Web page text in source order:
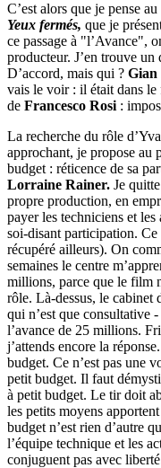
C’est alors que je pense
Yeux fermés, que je
ce passage à "l’Avance",
producteur. J’en trouve
D’accord, mais qui ? Gian
vais le voir : il était dans
de Francesco Rosi :
La recherche du rôle
approchant, je propose au
budget : réticence de sa
Lorraine Rainer. Je
propre production, en
payer les techniciens et
soi-disant participation. Ce
récupéré ailleurs). On
semaines le centre
millions, parce que le film
rôle. Là-dessus, le cabinet
qui n’est que consultative
l’avance de 25 millions.
j’attends encore la
budget. Ce n’est pas une
petit budget. Il faut
à petit budget. Le tir doit
les petits moyens
budget n’est rien d’autre
l’équipe technique et les
conjuguent pas avec